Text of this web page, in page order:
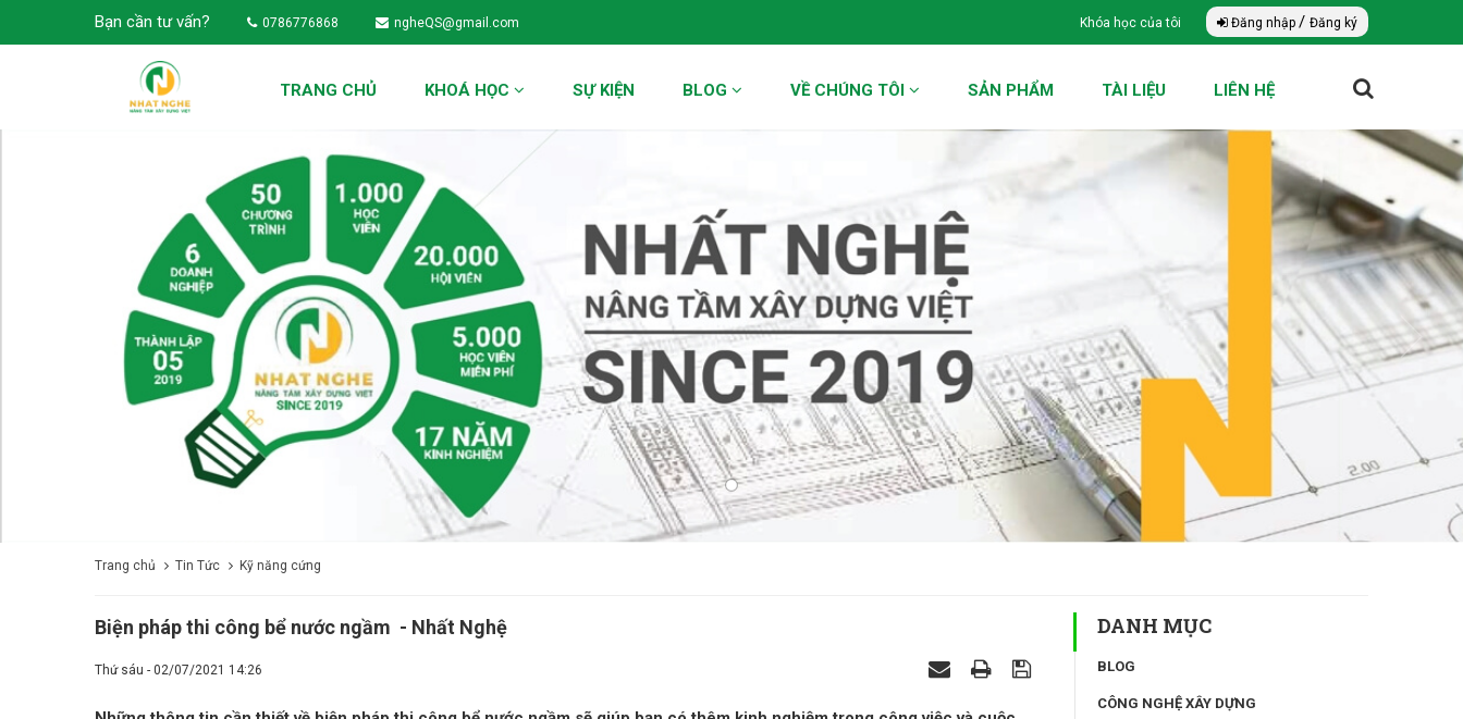
Bạn cần tư vấn? 0786776868 ngheQS@gmail.com Khóa học của tôi Đăng nhập / Đăng ký
TRANG CHỦ KHOÁ HỌC SỰ KIỆN BLOG VỀ CHÚNG TÔI SẢN PHẨM TÀI LIỆU LIÊN HỆ
Trang chủ Tin Tức Kỹ năng cứng
Biện pháp thi công bể nước ngầm - Nhất Nghệ
Thứ sáu - 02/07/2021 14:26
DANH MỤC
BLOG
CÔNG NGHỆ XÂY DỰNG